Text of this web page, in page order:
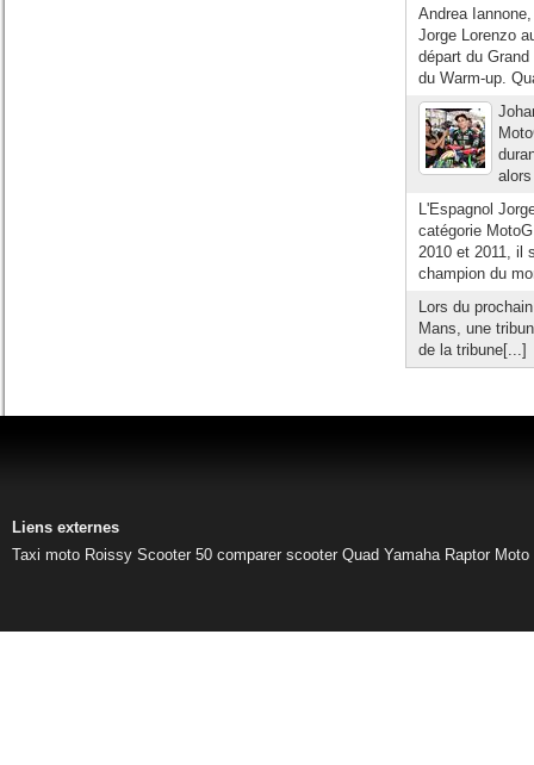
Andrea
Jorge Lorenzo
départ du
du Warm-up.
L'Espagnol
catégorie
2010 et 2011, il
champion du
Lors du
Mans, une
de la tribune[...]
Liens externes
Taxi moto Roissy Scooter 50 comparer scooter Quad Yamaha Raptor